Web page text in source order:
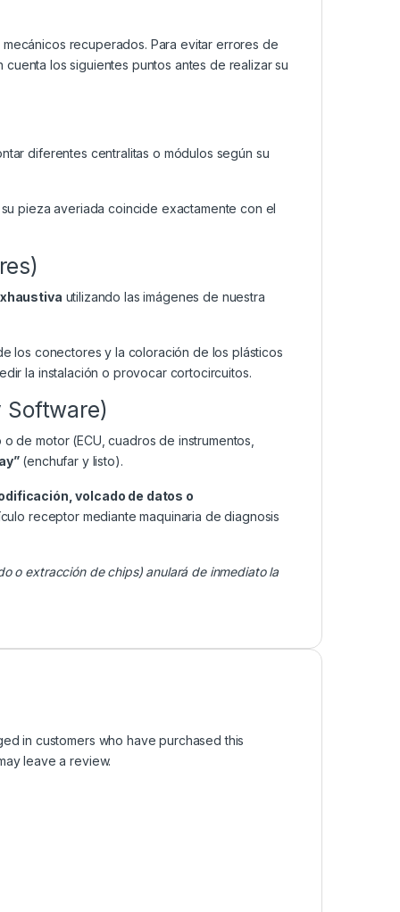
recuperados. Para evitar errores de
cuenta los siguientes puntos antes de realizar su
diferentes centralitas o módulos según su
pieza averiada coincide exactamente con el
utilizando las imágenes de nuestra
los conectores y la coloración de los plásticos
la instalación o provocar cortocircuitos.
Software)
de motor (ECU, cuadros de instrumentos,
(enchufar y listo).
volcado de datos o
receptor mediante maquinaria de diagnosis
o extracción de chips) anulará de inmediato la
in customers who have purchased this
leave a review.